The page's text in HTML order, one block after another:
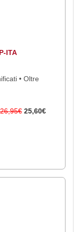
ITA
• Oltre
26,95€ 25,60€